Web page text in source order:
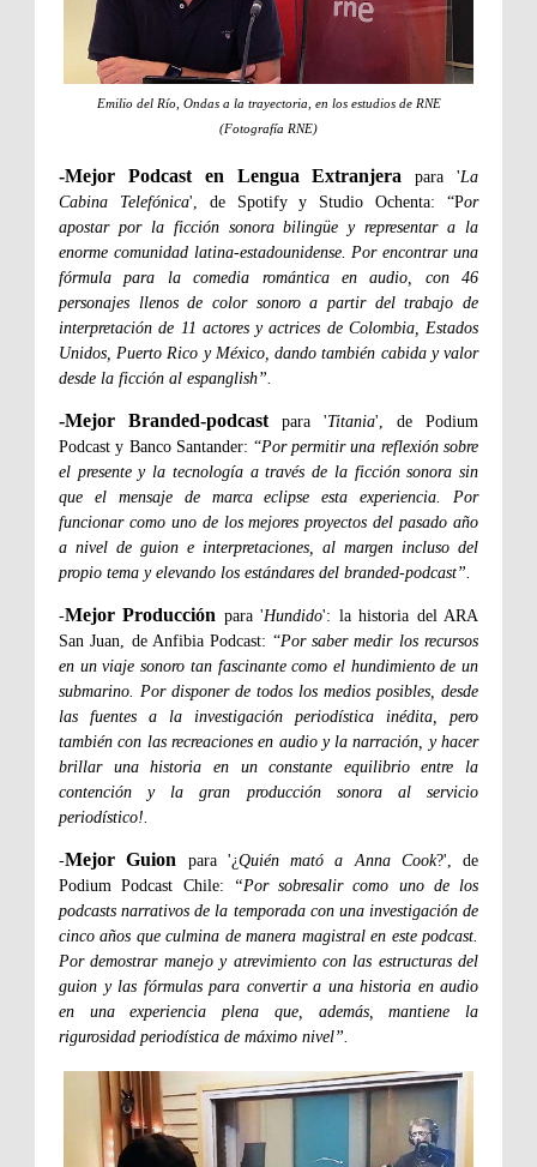
Emilio del Río, Ondas a la trayectoria, en los estudios de RNE
(Fotografía RNE)
-Mejor Podcast en Lengua Extranjerapara 'La
Cabina Telefónica', de Spotify y Studio Ochenta: “Por
apostar por la ficción sonora bilingüe y representar a la
enorme comunidad latina-estadounidense. Por encontrar una
fórmula para la comedia romántica en audio, con 46
personajes llenos de color sonoro a partir del trabajo de
interpretación de 11 actores y actrices de Colombia, Estados
Unidos, Puerto Rico y México, dando también cabida y valor
desde la ficción al espanglish”.
-Mejor Branded-podcast para 'Titania', de Podium
Podcast y Banco Santander: “Por permitir una reflexión sobre
el presente y la tecnología a través de la ficción sonora sin
que el mensaje de marca eclipse esta experiencia. Por
funcionar como uno de los mejores proyectos del pasado año
a nivel de guion e interpretaciones, al margen incluso del
propio tema y elevando los estándares del branded-podcast”.
-Mejor Producción para 'Hundido': la historia del ARA
San Juan, de Anfibia Podcast: “Por saber medir los recursos
en un viaje sonoro tan fascinante como el hundimiento de un
submarino. Por disponer de todos los medios posibles, desde
las fuentes a la investigación periodística inédita, pero
también con las recreaciones en audio y la narración, y hacer
brillar una historia en un constante equilibrio entre la
contención y la gran producción sonora al servicio
periodístico!.
-Mejor Guion para '¿Quién mató a Anna Cook?', de
Podium Podcast Chile:
“Por sobresalir como uno de los
podcasts narrativos de la temporada con una investigación de
cinco años que culmina de manera magistral en este podcast.
Por demostrar manejo y atrevimiento con las estructuras del
guion y las fórmulas para convertir a una historia en audio
en una experiencia plena que, además, mantiene la
rigurosidad periodística de máximo nivel”.